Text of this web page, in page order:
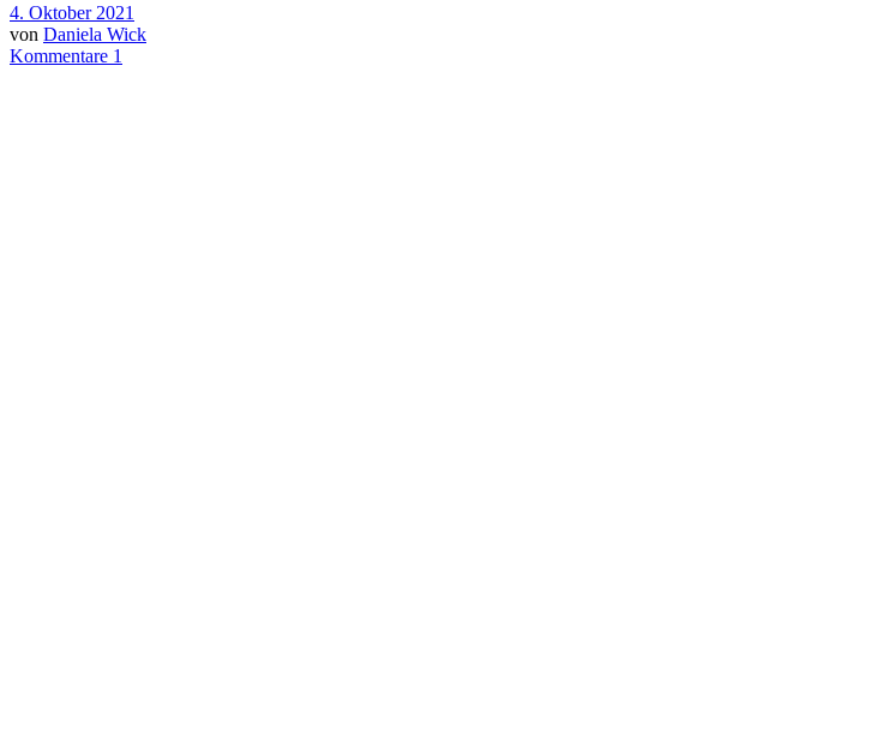
4. Oktober 2021
von Daniela Wick
Kommentare 1